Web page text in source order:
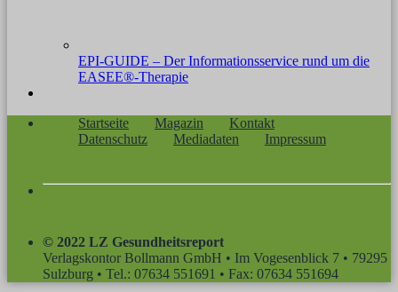
EPI-GUIDE – Der Informationsservice rund um die
EASEE®-Therapie
Startseite Magazin
Kontakt
Datenschutz
Mediadaten Impressum
© 2022 LZ Gesundheitsreport
Verlagskontor Bollmann GmbH • Im Vogesenblick 7 • 79295
Sulzburg • Tel.: 07634 551691 • Fax: 07634 551694